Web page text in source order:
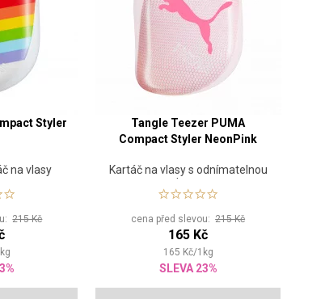
Styler
na vlasy
215 Kč
kg
Tangle Teezer PUMA
Compact Styler NeonPink
Kartáč na vlasy s odnímatelnou
ochranou
cena před slevou:215 Kč
165 Kč
165 Kč/1 kg
SLEVA 23%